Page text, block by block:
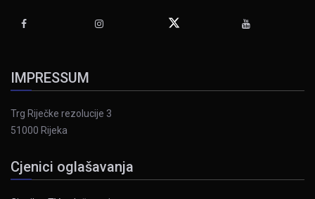
IMPRESSUM
Trg Riječke rezolucije 3
51000 Rijeka
Cjenici oglašavanja